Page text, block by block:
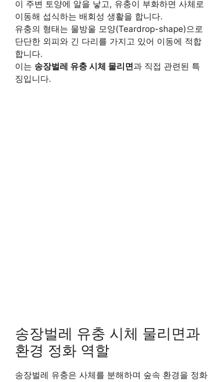
이 주변 토양에 알을 낳고, 유충이 부화하면 사체로
이동해 섭식하는 배회성 생활을 합니다.
유충의 형태는 물방울 모양(Teardrop-shape)으로
단단한 외피와 긴 다리를 가지고 있어 이동에 적합
합니다.
이는 송장벌레 유충 시체 물리면과 직접 관련된 특
징입니다.
송장벌레 유충 시체 물리면과
환경 정화 역할
송장벌레 유충은 사체를 분해하며 숲속 환경을 정화